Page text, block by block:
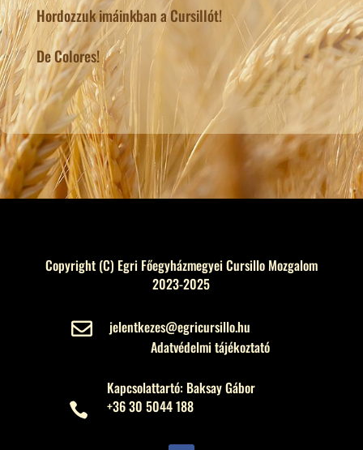
Hordozzuk imáinkban a Cursillót!
De Colores!
Copyright (C) Egri Főegyházmegyei Cursillo Mozgalom
2023-2025

jelentkezes@egricursillo.hu
Adatvédelmi tájékoztató
Kapcsolattartó: Baksay Gábor
 +36 30 5044 188